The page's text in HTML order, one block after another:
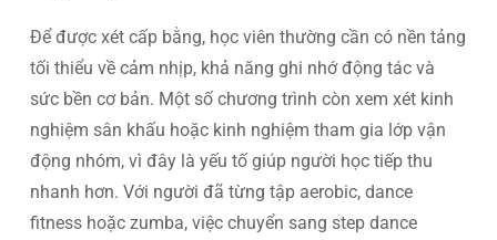
Để được xét cấp bằng, học viên thường cần có nền tảng
tối thiểu về cảm nhịp, khả năng ghi nhớ động tác và
sức bền cơ bản. Một số chương trình còn xem xét kinh
nghiệm sân khấu hoặc kinh nghiệm tham gia lớp vận
động nhóm, vì đây là yếu tố giúp người học tiếp thu
nhanh hơn. Với người đã từng tập aerobic, dance
fitness hoặc zumba, việc chuyển sang step dance